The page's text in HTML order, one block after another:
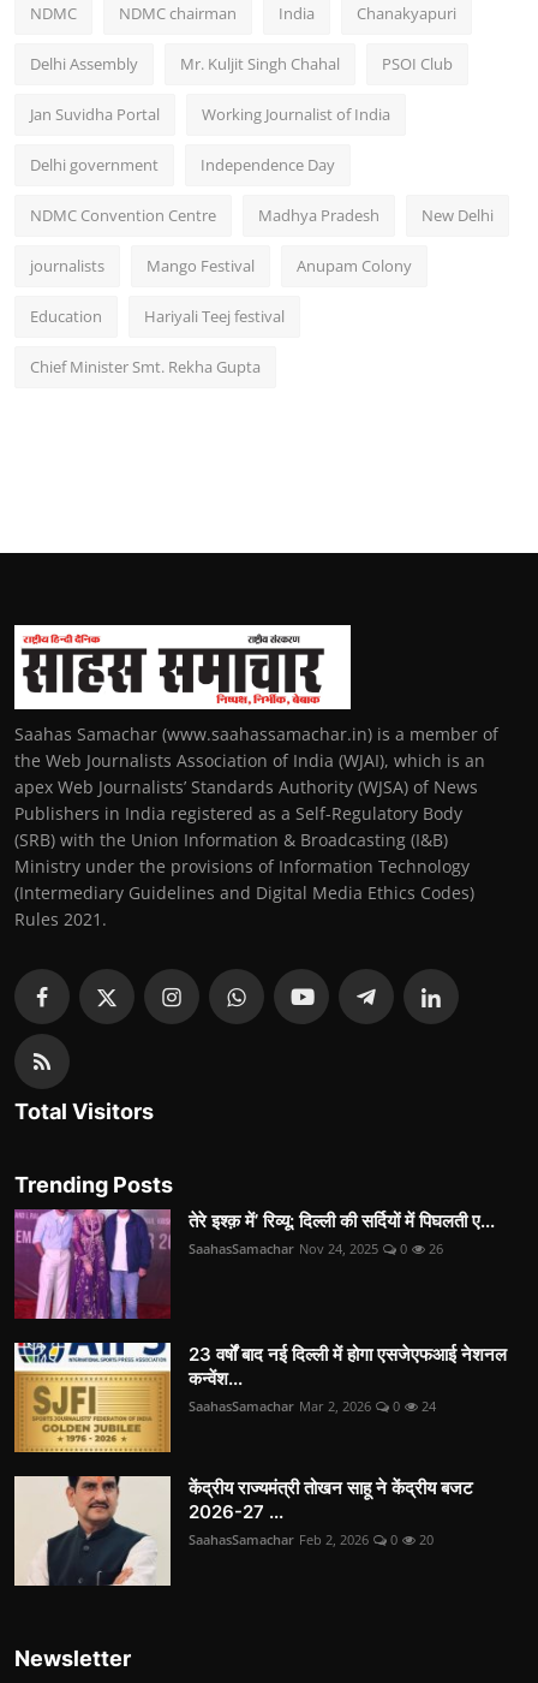
NDMC NDMC chairman India Chanakyapuri
Delhi Assembly Mr. Kuljit Singh Chahal PSOI Club
Jan Suvidha Portal Working Journalist of India
Delhi government Independence Day
NDMC Convention Centre Madhya Pradesh New Delhi
journalists Mango Festival Anupam Colony
Education Hariyali Teej festival
Chief Minister Smt. Rekha Gupta
Saahas Samachar (www.saahassamachar.in) is a member of
the Web Journalists Association of India (WJAI), which is an
apex Web Journalists’ Standards Authority (WJSA) of News
Publishers in India registered as a Self-Regulatory Body
(SRB) with the Union Information & Broadcasting (I&B)
Ministry under the provisions of Information Technology
(Intermediary Guidelines and Digital Media Ethics Codes)
Rules 2021.
Total Visitors
Trending Posts
तेरे इश्क़ में’ रिव्यू: दिल्ली की सर्दियों में पिघलती ए...
SaahasSamachar Nov 24, 2025 0 26
23 वर्षों बाद नई दिल्ली में होगा एसजेएफआई नेशनल
कन्वेंश...
SaahasSamachar Mar 2, 2026 0 24
केंद्रीय राज्यमंत्री तोखन साहू ने केंद्रीय बजट
2026-27 ...
SaahasSamachar Feb 2, 2026 0 20
Newsletter